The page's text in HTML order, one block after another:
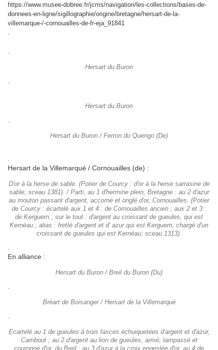
https://www.musee-dobree.fr/jcms/navigation/les-collections/bases-de-
donnees-en-ligne/sigillographie/origine/bretagne/hersart-de-la-
villemarque-/-cornouailles-de-fr-eja_91841
Hersart du Buron
Hersart du Buron
Hersart du Buron / Ferron du Quengo (De)
Hersart de la Villemarqué / Cornouailles (de) :
D'or à la herse de sable. (Potier de Courcy : d'or à la herse sarrasine de
sable; sceau 1381). / Parti, au 1 d'hermine plein, Bretagne : au 2 d'azur
au mouton passant d'argent, accorné et onglé d'or, Cornouailles. (Potier
de Courcy : écartelé aux 1 et 4 : de Cornouailles ancien ; aux 2 et 3 :
de Kerguern ; sur le tout : d'argent au croissant de gueules, qui est
Kernéau ; alias : fretté d'argent et d' azur qui est Kerguern, chargé d'un
croissant de gueules qui est Kernéau; sceau 1313).
En alliance :
Hersart du Buron / Breil du Buron (Du)
Bréart de Boisanger / Hersart de la Villemarqué
Ecartelé au 1 de gueules à trois fasces échuiquetées d'argent et d'azur,
Cambout ; au 2 d'argent au lion de gueules, armé, lampassé et
couronné d'or, du Breil ; au 3 d'azur à la croix engeslée d'or, au 4 de